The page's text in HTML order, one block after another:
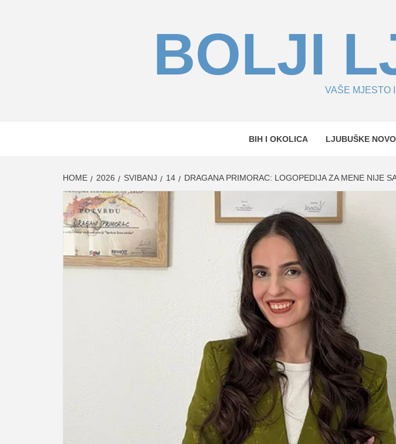
BOLJI
VAŠE MJESTO
BIH I OKOLICA LJUBUŠKE
HOME 2026 SVIBANJ 14 DRAGANA PRIMORAC: LOGOPEDIJA ZA MENE NIJE